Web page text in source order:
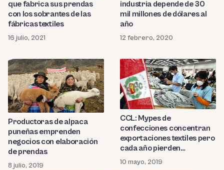
que fabrica sus prendas
con los sobrantes de las
fábricas textiles
16 julio, 2021
industria depende de 30
mil millones de dólares al
año
12 febrero, 2020
Productoras de alpaca
puneñas emprenden
negocios con elaboración
de prendas
8 julio, 2019
CCL: Mypes de
confecciones concentran
exportaciones textiles pero
cada año pierden
presencia mundial
10 mayo, 2019